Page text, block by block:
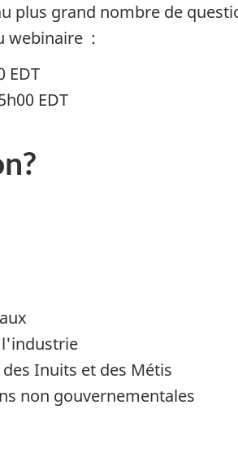
plus grand nombre de
webinaire :
EDT
EDT
l'industrie
Inuits et des Métis
non gouvernementales